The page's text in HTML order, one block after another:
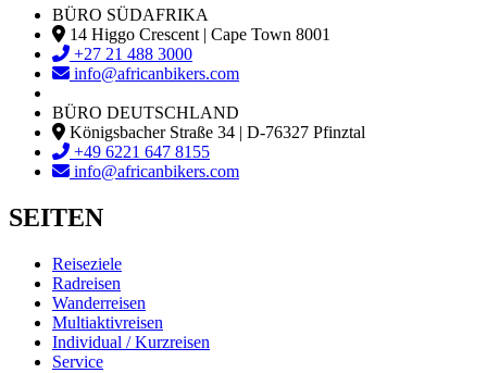
BÜRO SÜDAFRIKA
14 Higgo Crescent | Cape Town 8001
+27 21 488 3000
info@africanbikers.com
BÜRO DEUTSCHLAND
Königsbacher Straße 34 | D-76327 Pfinztal
+49 6221 647 8155
info@africanbikers.com
SEITEN
Reiseziele
Radreisen
Wanderreisen
Multiaktivreisen
Individual / Kurzreisen
Service